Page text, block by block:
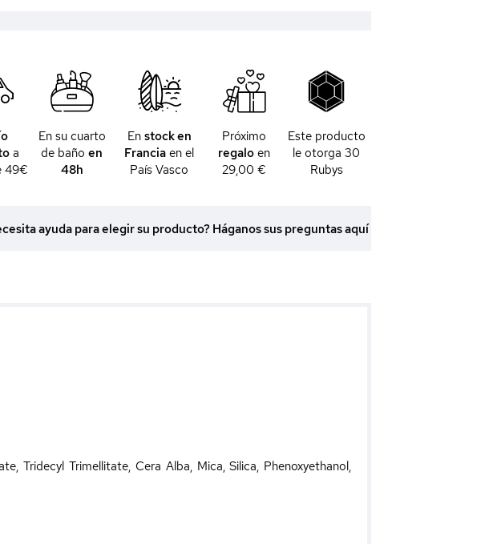
a
49€
En su cuarto
de bañoen
48h
En stock en
Francia en el
País Vasco
Próximo
regalo en
29,00 €
Este producto
le otorga30
Rubys
ayuda para elegir su producto? Háganos sus preguntas aquí
Tridecyl Trimellitate, Cera Alba, Mica, Silica, Phenoxyethanol,